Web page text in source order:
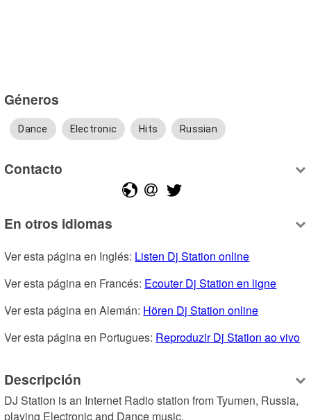
Géneros
Dance Electronic Hits Russian
Contacto
En otros idiomas
Ver esta página en Inglés: Listen Dj Station online
Ver esta página en Francés: Ecouter Dj Station en ligne
Ver esta página en Alemán: Hören Dj Station online
Ver esta página en Portugues: Reproduzir Dj Station ao vivo
Descripción
DJ Station is an Internet Radio station from Tyumen, Russia,
playing Electronic and Dance music.